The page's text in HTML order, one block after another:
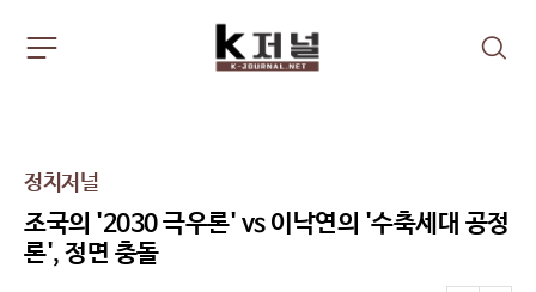
검
주
뉴
펼
치
기
정치저널
조국의 '2030 극우론' vs 이낙연의 '수축세대 공정
론', 정면 충돌